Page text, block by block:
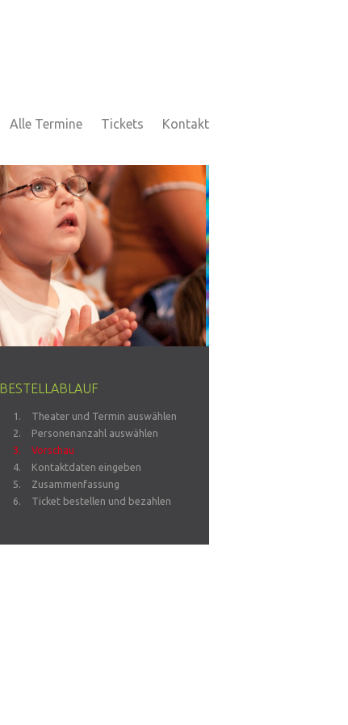
Alle Termine Tickets Kontakt
BESTELLABLAUF
Theater und Termin auswählen
Personenanzahl auswählen
Vorschau
Kontaktdaten eingeben
Zusammenfassung
Ticket bestellen und bezahlen